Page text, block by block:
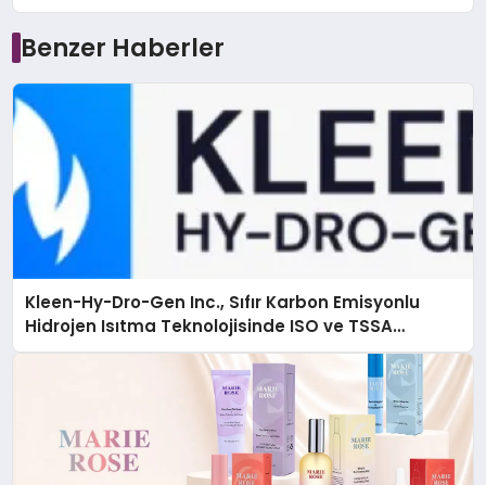
Benzer Haberler
Kleen-Hy-Dro-Gen Inc., Sıfır Karbon Emisyonlu
Hidrojen Isıtma Teknolojisinde ISO ve TSSA
Düzenleyici Onaylarını Aldı